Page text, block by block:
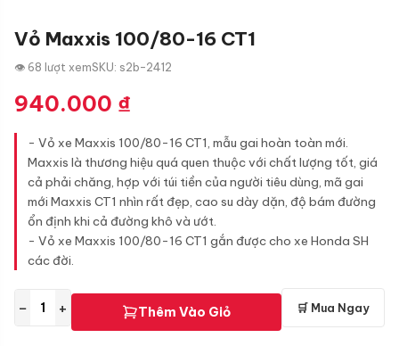
Vỏ Maxxis 100/80-16 CT1
👁 68 lượt xemSKU: s2b-2412
940.000 ₫
- Vỏ xe Maxxis 100/80-16 CT1, mẫu gai hoàn toàn mới.
Maxxis là thương hiệu quá quen thuộc với chất lượng tốt, giá
cả phải chăng, hợp với túi tiền của người tiêu dùng, mã gai
mới Maxxis CT1 nhìn rất đẹp, cao su dày dặn, độ bám đường
ổn định khi cả đường khô và ướt.
- Vỏ xe Maxxis 100/80-16 CT1 gắn được cho xe Honda SH
các đời.
− + Thêm Vào Giỏ 🛒 Mua Ngay